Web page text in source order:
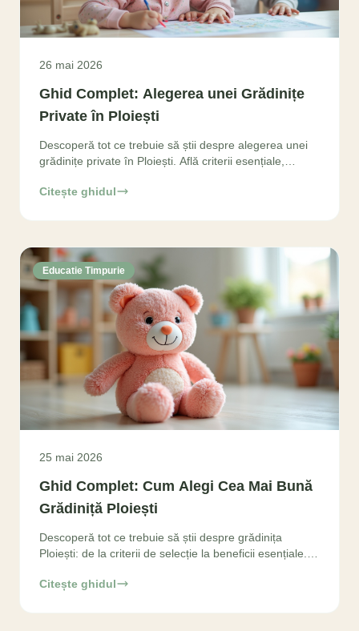
26 mai 2026
Ghid Complet: Alegerea unei Grădinițe
Private în Ploiești
Descoperă tot ce trebuie să știi despre alegerea unei
grădinițe private în Ploiești. Află criterii esențiale,
Citește ghidul
Educatie Timpurie
25 mai 2026
Ghid Complet: Cum Alegi Cea Mai Bună
Grădiniță Ploiești
Descoperă tot ce trebuie să știi despre grădinița
Ploiești: de la criterii de selecție la beneficii esențiale.
Citește ghidul